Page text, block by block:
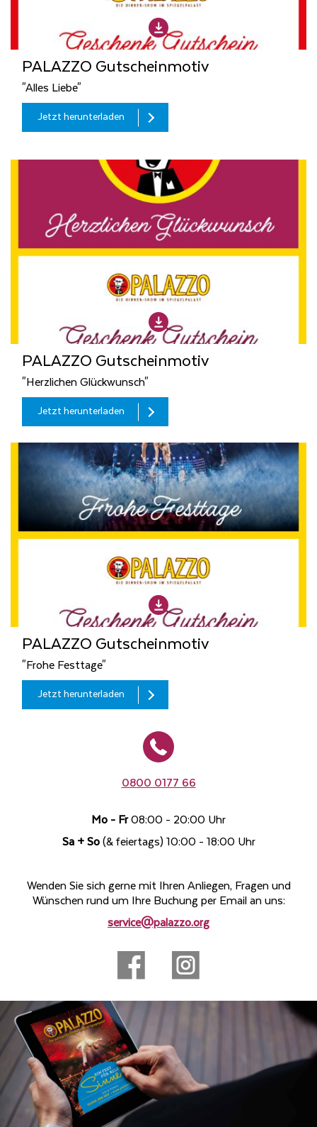
PALAZZO Gutscheinmotiv
"Alles Liebe"
Jetzt herunterladen
PALAZZO Gutscheinmotiv
"Herzlichen Glückwunsch"
Jetzt herunterladen
PALAZZO Gutscheinmotiv
"Frohe Festtage"
Jetzt herunterladen
0800 0177 66
Mo - Fr08:00 - 20:00 Uhr
Sa + So(& feiertags) 10:00 - 18:00 Uhr
Wenden Sie sich gerne mit Ihren Anliegen, Fragen und
Wünschen rund um Ihre Buchung per Email an uns:
service@palazzo.org